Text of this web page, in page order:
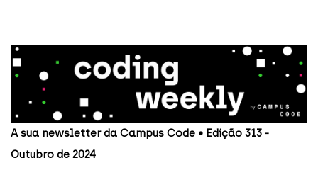
A sua newsletter da Campus Code • Edição 313 -
Outubro de 2024